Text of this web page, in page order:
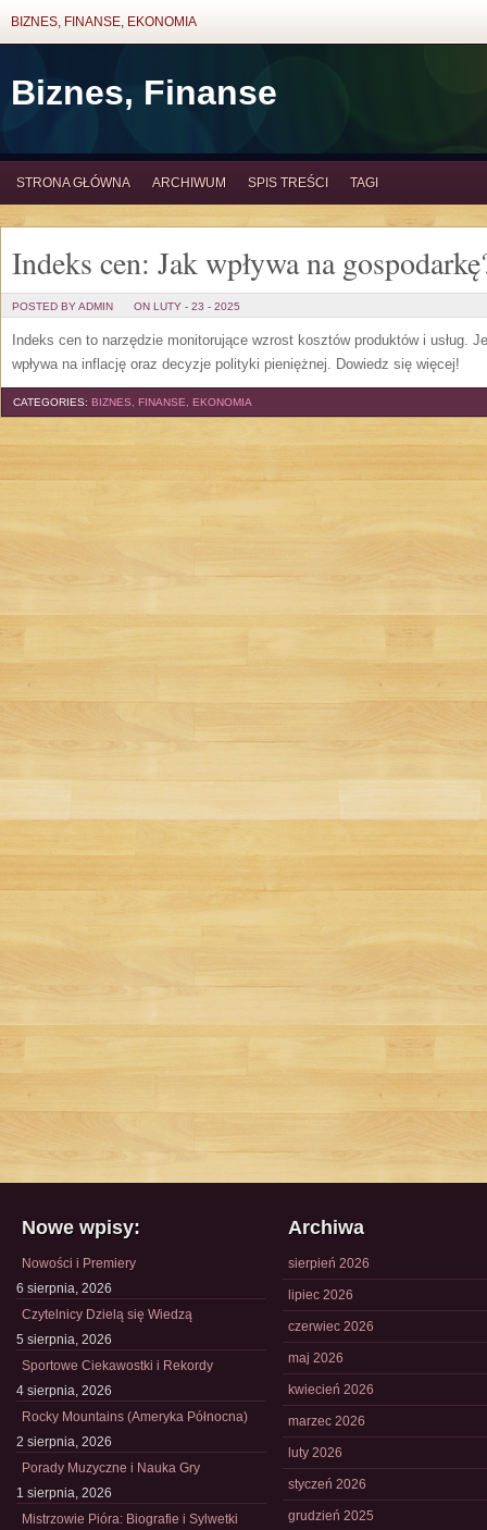
BIZNES, FINANSE, EKONOMIA
Biznes, Finanse
STRONA GŁÓWNA ARCHIWUM SPIS TREŚCI TAGI
Indeks cen: Jak wpływa na
POSTED BY ADMIN ON LUTY - 23 - 2025
Indeks cen to narzędzie monitorujące wzrost kosztów produktów i usług.
wpływa na inflację oraz decyzje polityki pieniężnej. Dowiedz się więcej!
CATEGORIES: BIZNES, FINANSE, EKONOMIA
Nowe wpisy:
Nowości i Premiery
6 sierpnia, 2026
Czytelnicy Dzielą się Wiedzą
5 sierpnia, 2026
Sportowe Ciekawostki i Rekordy
4 sierpnia, 2026
Rocky Mountains (Ameryka Północna)
2 sierpnia, 2026
Porady Muzyczne i Nauka Gry
1 sierpnia, 2026
Mistrzowie Pióra: Biografie i Sylwetki
Archiwa
sierpień 2026
lipiec 2026
czerwiec 2026
maj 2026
kwiecień 2026
marzec 2026
luty 2026
styczeń 2026
grudzień 2025